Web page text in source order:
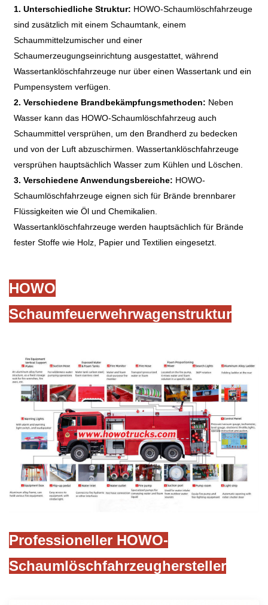
1. Unterschiedliche Struktur: HOWO-Schaumlöschfahrzeuge
sind zusätzlich mit einem Schaumtank, einem
Schaummittelzumischer und einer
Schaumerzeugungseinrichtung ausgestattet, während
Wassertanklöschfahrzeuge nur über einen Wassertank und ein
Pumpensystem verfügen.
2. Verschiedene Brandbekämpfungsmethoden: Neben
Wasser kann das HOWO-Schaumlöschfahrzeug auch
Schaummittel versprühen, um den Brandherd zu bedecken
und von der Luft abzuschirmen. Wassertanklöschfahrzeuge
versprühen hauptsächlich Wasser zum Kühlen und Löschen.
3. Verschiedene Anwendungsbereiche: HOWO-
Schaumlöschfahrzeuge eignen sich für Brände brennbarer
Flüssigkeiten wie Öl und Chemikalien.
Wassertanklöschfahrzeuge werden hauptsächlich für Brände
fester Stoffe wie Holz, Papier und Textilien eingesetzt.
HOWO
Schaumfeuerwehrwagenstruktur
Professioneller HOWO-
Schaumlöschfahrzeughersteller